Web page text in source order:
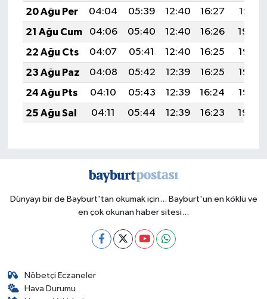
20 Ağu Per
04:04 05:39 12:40 16:27
19:31
21 Ağu Cum
04:06 05:40 12:40 16:26
19:30
22 Ağu Cts
04:07 05:41 12:40 16:25
19:28
23 Ağu Paz
04:08 05:42 12:39 16:25
19:27
24 Ağu Pts
04:10 05:43 12:39 16:24
19:25
25 Ağu Sal
04:11 05:44 12:39 16:23 19:24
Dünyayı bir de Bayburt'tan okumak için... Bayburt'un en köklü ve
en çok okunan haber sitesi...
Nöbetçi Eczaneler
Hava Durumu